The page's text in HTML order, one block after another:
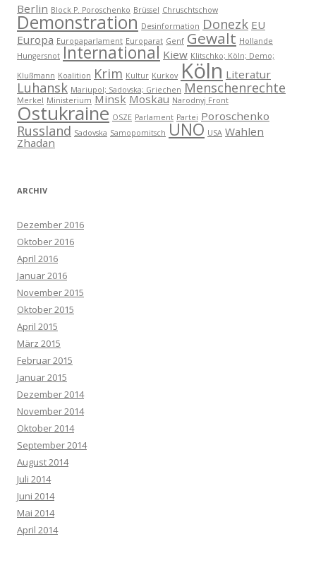
Berlin Block P. Poroschenko Brüssel Chruschtschow
Demonstration Desinformation Donezk EU
Europa Europaparlament Europarat Genf Gewalt Hollande
Hungersnot International Kiew Klitschko; Köln; Demo;
Klußmann Koalition Krim Kultur Kurkov Köln Literatur
Luhansk Mariupol; Sadovska; Griechen Menschenrechte
Merkel Ministerium Minsk Moskau Narodnyj Front
Ostukraine OSZE Parlament Partei Poroschenko
Russland Sadovska Samopomitsch UNO USA Wahlen
Zhadan
ARCHIV
Dezember 2016
Oktober 2016
April 2016
Januar 2016
November 2015
Oktober 2015
April 2015
März 2015
Februar 2015
Januar 2015
Dezember 2014
November 2014
Oktober 2014
September 2014
August 2014
Juli 2014
Juni 2014
Mai 2014
April 2014